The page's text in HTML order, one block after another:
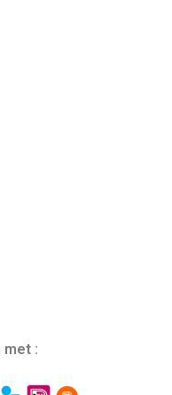
met :